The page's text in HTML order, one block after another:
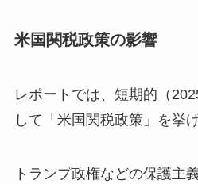
米国関税政策の影響
レポートでは、短期的（
して「米国関税政策」を挙
トランプ政権などの保護主